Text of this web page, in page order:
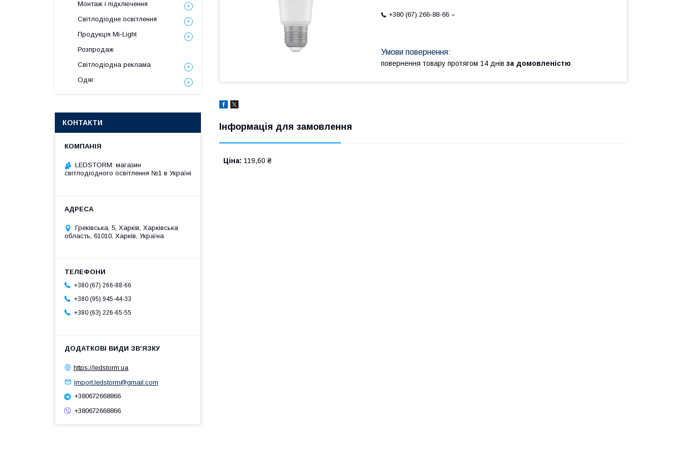
+380 (67) 266-88-66
повернення товару протягом 14 днів за домовленістю
Інформація для замовлення
Ціна: 119,60 ₴
Монтаж і підключення
Світлодіодне освітлення
Продукція Mi-Light
Розпродаж
Світлодіодна реклама
Одяг
КОНТАКТИ
LEDSTORM: магазин
світлодіодного освітлення №1 в Україні
Греківська, 5, Харків, Харківська
область, 61010, Харків, Україна
+380 (67) 266-88-66
+380 (95) 945-44-33
+380 (63) 226-65-55
https://ledstorm.ua
import.ledstorm@gmail.com
+380672668866
+380672668866